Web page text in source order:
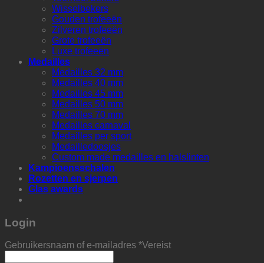
Wisselbekers
Gouden trofeeën
Zilveren trofeeën
Grote trofeeën
Luxe trofeeën
Medailles
Medailles 32 mm
Medailles 40 mm
Medailles 45 mm
Medailles 50 mm
Medailles 70 mm
Medailles carnaval
Medailles per sport
Medailledoosjes
Custom made medailles en halslinten
Kampioensschalen
Rozetten en sjerpen
Glas awards
Login
Gebruikersnaam of e-mailadres *Vereist